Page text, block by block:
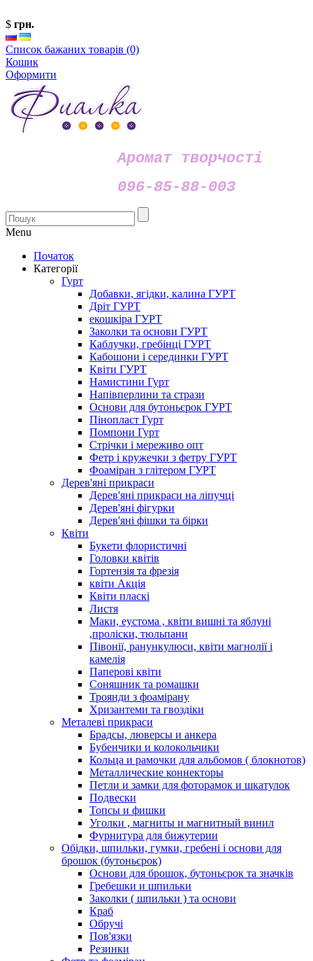
$ грн.
Список бажаних товарів (0)
Кошик
Оформити
Аромат творчості
096-85-88-003
Menu
Початок
Категорії
Гурт
Добавки, ягідки, калина ГУРТ
Дріт ГУРТ
екошкіра ГУРТ
Заколки та основи ГУРТ
Каблучки, гребінці ГУРТ
Кабошони і серединки ГУРТ
Квіти ГУРТ
Намистини Гурт
Напівперлини та стрази
Основи для бутоньєрок ГУРТ
Пінопласт Гурт
Помпони Гурт
Стрічки і мереживо опт
Фетр і кружечки з фетру ГУРТ
Фоаміран з глітером ГУРТ
Дерев'яні прикраси
Дерев'яні прикраси на ліпучці
Дерев'яні фігурки
Дерев'яні фішки та бірки
Квіти
Букети флористичні
Головки квітів
Гортензія та фрезія
квіти Акція
Квіти пласкі
Листя
Маки, еустома , квіти вишні та яблуні
,проліски, тюльпани
Півонії, ранункулюси, квіти магнолії і
камелія
Паперові квіти
Соняшник та ромашки
Троянди з фоамірану
Хризантеми та гвоздіки
Металеві прикраси
Брадсы, люверсы и анкера
Бубенчики и колокольчики
Кольца и рамочки для альбомов ( блокнотов)
Металлические коннекторы
Петли и замки для фоторамок и шкатулок
Подвески
Топсы и фишки
Уголки , магниты и магнитный винил
Фурнитура для бижутерии
Обідки, шпильки, гумки, гребені і основи для
брошок (бутоньєрок)
Основи для брошок, бутоньєрок та значків
Гребешки и шпильки
Заколки ( шпильки ) та основи
Краб
Обручі
Пов'язки
Резинки